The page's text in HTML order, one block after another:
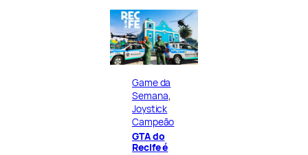
Game da
Semana
Joystick
Campeão
GTA do
Recife é